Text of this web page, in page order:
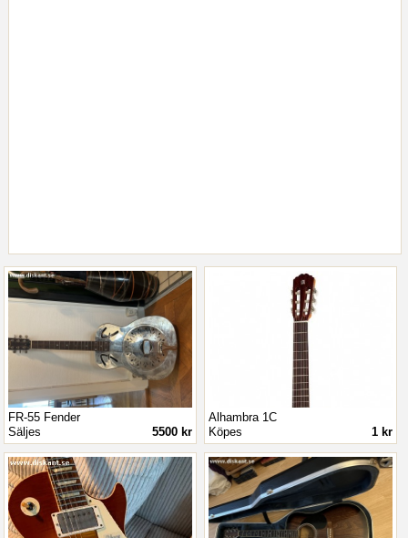
FR-55 Fender
5500 kr
Säljes
Alhambra 1C
1 kr
Köpes